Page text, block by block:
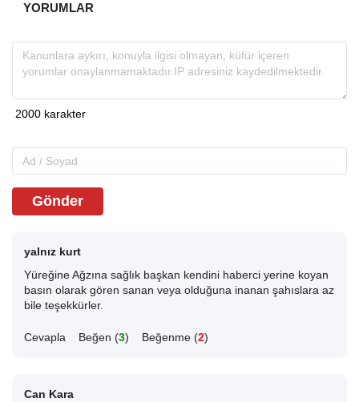
YORUMLAR
Gönder
yalnız kurt
Yüreğine Ağzına sağlık başkan kendini haberci yerine koyan
basın olarak gören sanan veya olduğuna inanan şahıslara az
bile teşekkürler.
Cevapla Beğen (3) Beğenme (2)
Can Kara